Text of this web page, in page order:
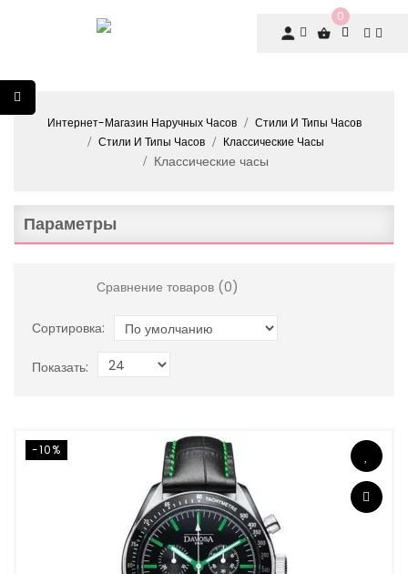
0
Интернет-Магазин Наручных Часов
Стили И Типы Часов
Стили И Типы Часов
Классические Часы
Классические часы
Параметры
Сравнение товаров (0)
Сортировка:
Показать:
-10%